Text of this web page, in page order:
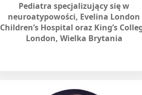
Pediatra specjalizujący się w
neuroatypowości, Evelina London
Children’s Hospital oraz King’s
London, Wielka Brytania